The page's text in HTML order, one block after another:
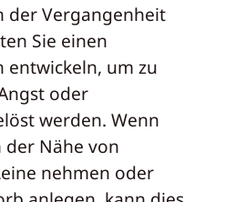
der Vergangenheit
Sie einen
entwickeln, um zu
oder
werden. Wenn
Nähe von
nehmen oder